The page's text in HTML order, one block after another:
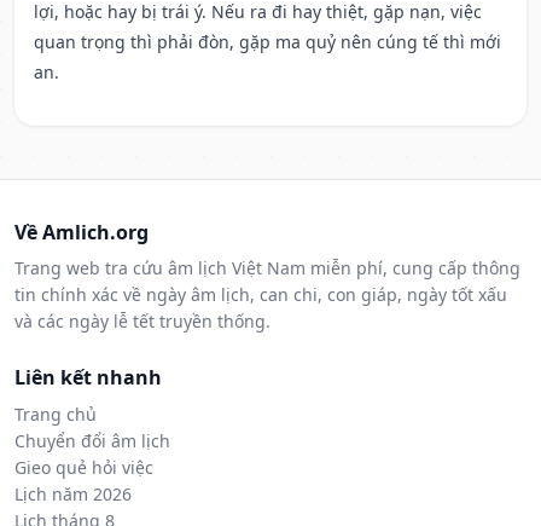
lợi, hoặc hay bị trái ý. Nếu ra đi hay thiệt, gặp nạn, việc
quan trọng thì phải đòn, gặp ma quỷ nên cúng tế thì mới
an.
Về Amlich.org
Trang web tra cứu âm lịch Việt Nam miễn phí, cung cấp thông
tin chính xác về ngày âm lịch, can chi, con giáp, ngày tốt xấu
và các ngày lễ tết truyền thống.
Liên kết nhanh
Trang chủ
Chuyển đổi âm lịch
Gieo quẻ hỏi việc
Lịch năm 2026
Lịch tháng 8